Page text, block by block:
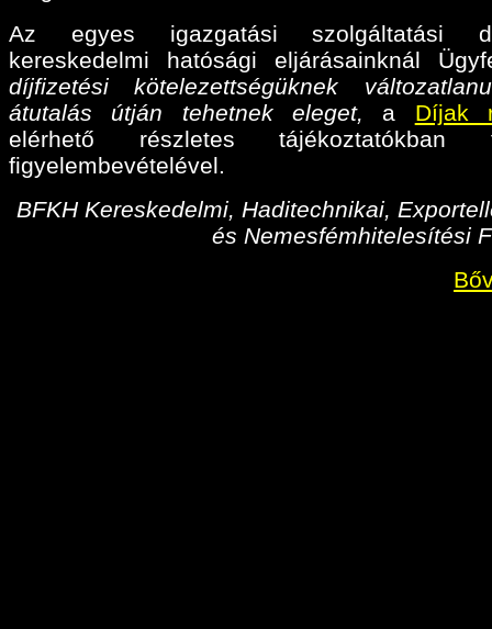
Az egyes igazgatási szolgáltatási
kereskedelmi hatósági eljárásainknál
díjfizetési kötelezettségüknek
átutalás útján tehetnek eleget, a Díjak
elérhető részletes tájékoztatókban
figyelembevételével.
BFKH Kereskedelmi, Haditechnikai,
és Nemesfémhitelesítési